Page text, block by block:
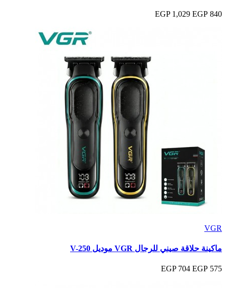
840 EGP
1,029 EGP
VGR
ماكينة حلاقة صيني للرجال VGR موديل V-250
575 EGP
704 EGP